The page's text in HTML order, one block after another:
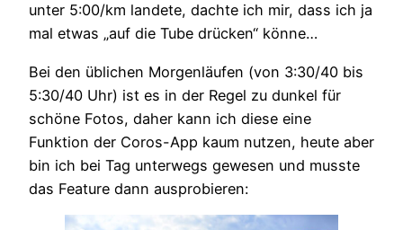
unter 5:00/km landete, dachte ich mir, dass ich ja
mal etwas „auf die Tube drücken“ könne…
Bei den üblichen Morgenläufen (von 3:30/40 bis
5:30/40 Uhr) ist es in der Regel zu dunkel für
schöne Fotos, daher kann ich diese eine
Funktion der Coros-App kaum nutzen, heute aber
bin ich bei Tag unterwegs gewesen und musste
das Feature dann ausprobieren: